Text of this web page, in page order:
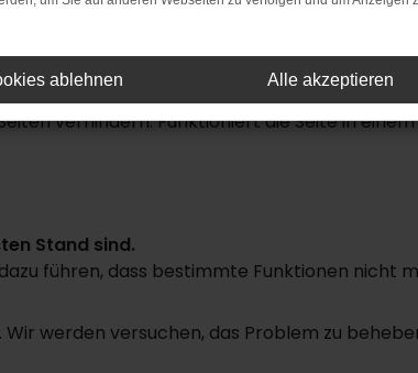
verhindern. Funktioniert die Seite in
Stand sind.
führen, dass bestimmte Funktionen nicht
werden versuchen, das Problem zu
ablehnen Alle akzeptieren